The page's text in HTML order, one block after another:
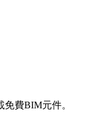
費BIM元件。